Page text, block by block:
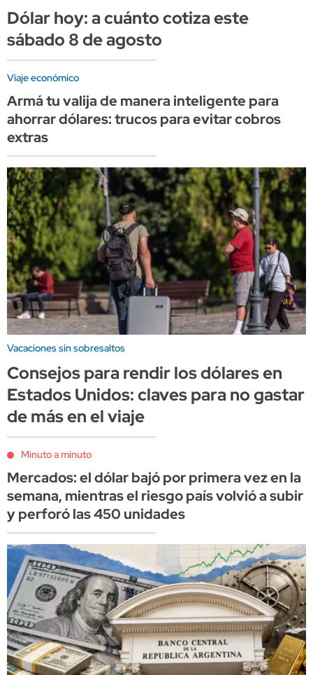
Dólar hoy: a cuánto cotiza este
sábado 8 de agosto
Viaje económico
Armá tu valija de manera inteligente para
ahorrar dólares: trucos para evitar cobros
extras
Vacaciones sin sobresaltos
Consejos para rendir los dólares en
Estados Unidos: claves para no gastar
de más en el viaje
Minuto a minuto
Mercados: el dólar bajó por primera vez en la
semana, mientras el riesgo país volvió a subir
y perforó las 450 unidades